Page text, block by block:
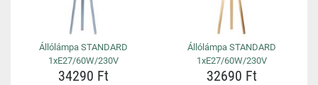
Állólámpa STANDARD
1xE27/60W/230V
34290 Ft
Állólámpa STANDARD
1xE27/60W/230V
32690 Ft